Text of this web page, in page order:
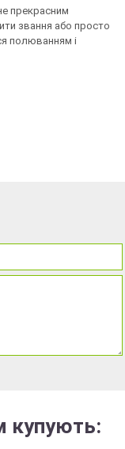
прекрасним
звання або просто
полюванням і
купують: